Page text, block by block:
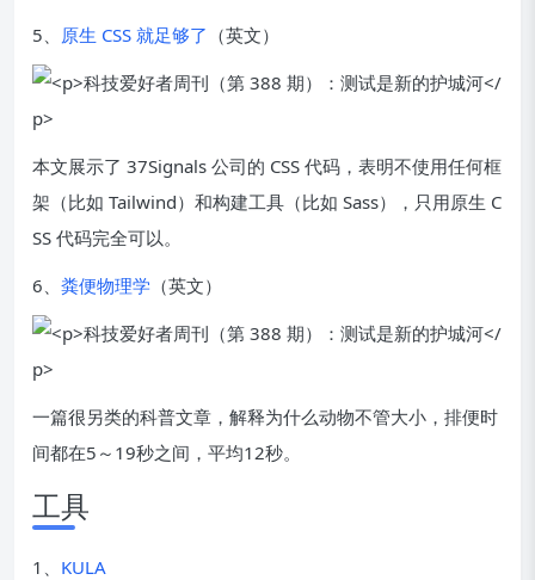
5、 原生 CSS 就足够了 （英文）
本文展示了 37Signals 公司的 CSS 代码，表明不使用任何框
架（比如 Tailwind）和构建工具（比如 Sass），只用原生 C
SS 代码完全可以。
6、 粪便物理学 （英文）
一篇很另类的科普文章，解释为什么动物不管大小，排便时
间都在5～19秒之间，平均12秒。
工具
1、 KULA